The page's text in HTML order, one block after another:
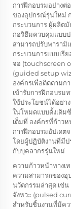
การฝึกอบรมอย่างต่
ของอุปกรณ์รุ่นใหม่
กระบวนการ ผู้ผลิต
กอริธึมควบคุมแบบ
สามารถปรับพารามิ
กระบวนการแบบเรี
จอ (touchscreen
(guided setup
องค์กรเพื่อติดตามก
เข้ารับการฝึกอบรม
ใช้ประโยชน์ได้อย่
ในโหมดแบบดั้งเดิ
เต็มที่ องค์กรที่ก้าว
การฝึกอบรมอัปเดต
โดยผู้ปฏิบัติงานที่มี
กับบุคลากรรุ่นใหม่
ความก้าวหน้าทางเ
ความสามารถของ
นวัตกรรมล่าสุด เช่
จังหวะ (pulsed
สำหรับชิ้นงานที่มีค